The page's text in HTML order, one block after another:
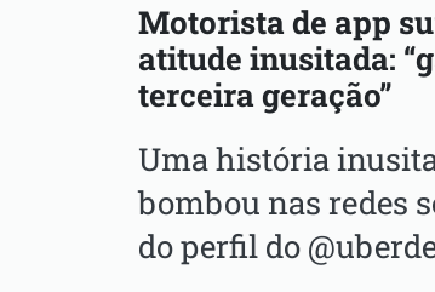
Motorista de app
atitude inusitada:
terceira geração”
Uma história
bombou nas redes
do perfil do